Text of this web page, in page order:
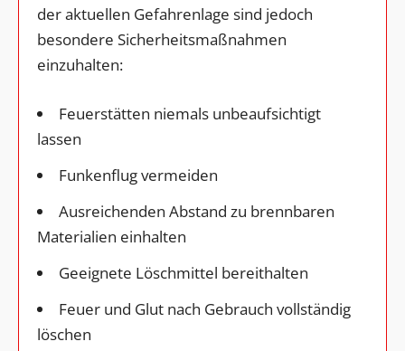
der aktuellen Gefahrenlage sind jedoch
besondere Sicherheitsmaßnahmen
einzuhalten:
Feuerstätten niemals unbeaufsichtigt
lassen
Funkenflug vermeiden
Ausreichenden Abstand zu brennbaren
Materialien einhalten
Geeignete Löschmittel bereithalten
Feuer und Glut nach Gebrauch vollständig
löschen